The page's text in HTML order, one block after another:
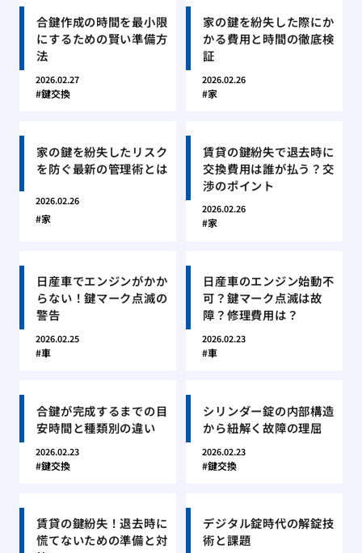
合鍵作成の時間を最小限
にするための賢い準備方
法
2026.02.27
鍵交換
家の鍵を紛失した際にか
かる費用と時間の徹底検
証
2026.02.26
家
家の鍵を紛失したリスク
を防ぐ最新の管理術とは
2026.02.26
家
賃貸の鍵紛失で退去時に
交換費用は誰が払う？交
渉のポイント
2026.02.26
家
日産車でエンジンがかか
らない！鍵マーク点滅の
警告
2026.02.25
車
日産車のエンジン始動不
可？鍵マーク点滅は故
障？修理費用は？
2026.02.23
車
合鍵が完成するまでの目
安時間と種類別の違い
2026.02.23
鍵交換
シリンダー錠の内部構造
から紐解く故障の理屈
2026.02.23
鍵交換
賃貸の鍵紛失！退去時に
慌てないための準備と対
デジタル錠時代の解錠技
術と課題